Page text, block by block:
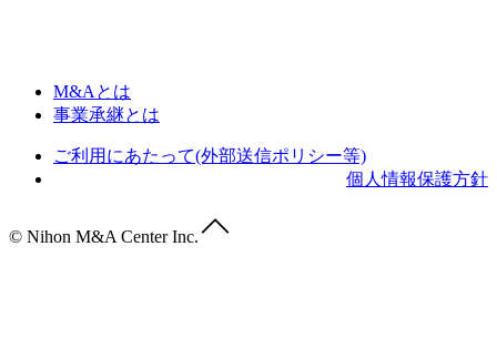
M&Aとは
事業承継とは
ご利用にあたって(外部送信ポリシー等)
個人情報保護方針
© Nihon M&A Center Inc.